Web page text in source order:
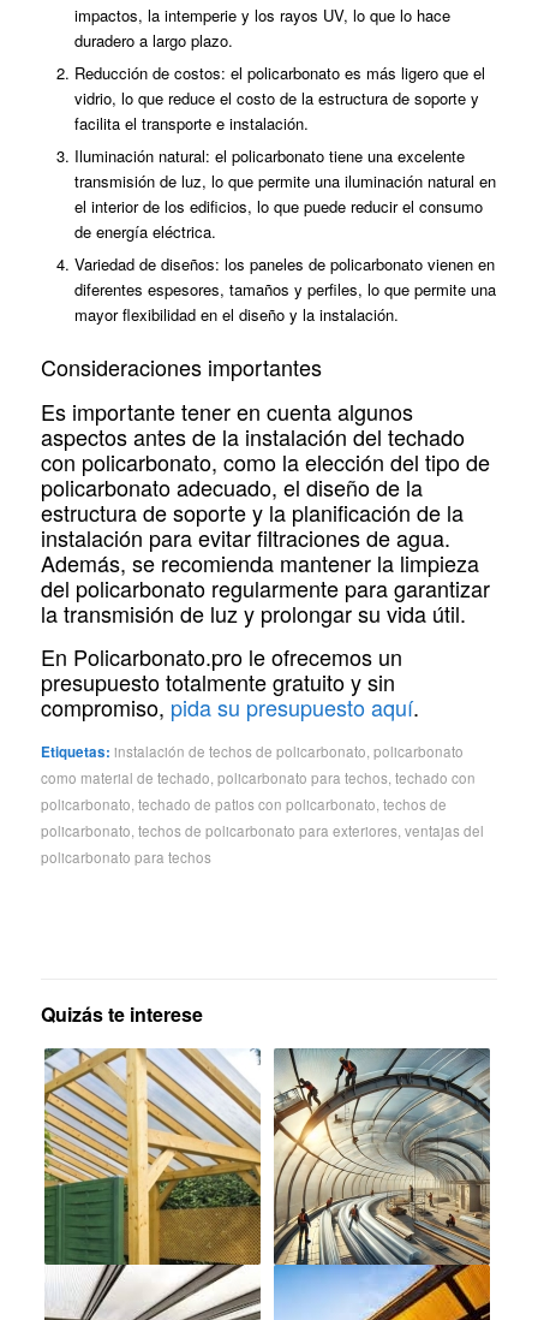
impactos, la intemperie y los rayos UV, lo que lo hace
duradero a largo plazo.
Reducción de costos: el policarbonato es más ligero que el
vidrio, lo que reduce el costo de la estructura de soporte y
facilita el transporte e instalación.
Iluminación natural: el policarbonato tiene una excelente
transmisión de luz, lo que permite una iluminación natural en
el interior de los edificios, lo que puede reducir el consumo
de energía eléctrica.
Variedad de diseños: los paneles de policarbonato vienen en
diferentes espesores, tamaños y perfiles, lo que permite una
mayor flexibilidad en el diseño y la instalación.
Consideraciones importantes
Es importante tener en cuenta algunos
aspectos antes de la instalación del techado
con policarbonato, como la elección del tipo de
policarbonato adecuado, el diseño de la
estructura de soporte y la planificación de la
instalación para evitar filtraciones de agua.
Además, se recomienda mantener la limpieza
del policarbonato regularmente para garantizar
la transmisión de luz y prolongar su vida útil.
En Policarbonato.pro le ofrecemos un
presupuesto totalmente gratuito y sin
compromiso, pida su presupuesto aquí.
Etiquetas: instalación de techos de policarbonato policarbonato
como material de techado policarbonato para techos, techado con
policarbonato techado de patios con policarbonato techos de
policarbonato techos de policarbonato para exteriores, ventajas del
policarbonato para techos
Quizás te interese